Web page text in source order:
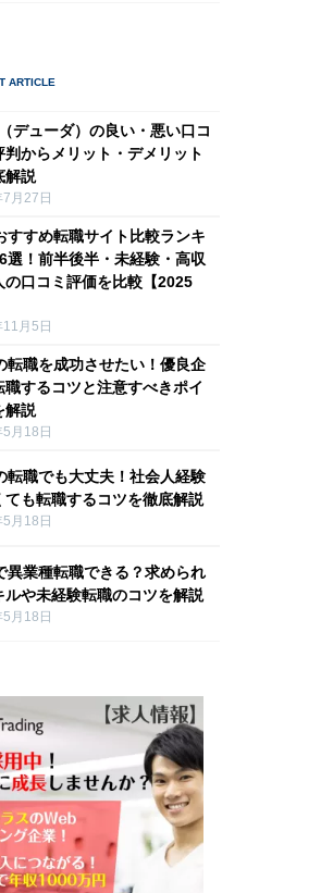
デューダ）の良い・悪い口コ
判からメリット・デメリット
解説
月27日
すすめ転職サイト比較ランキ
選！前半後半・未経験・高収
の口コミ評価を比較【2025
月5日
転職を成功させたい！優良企
職するコツと注意すべきポイ
解説
月18日
転職でも大丈夫！社会人経験
ても転職するコツを徹底解説
月18日
異業種転職できる？求められ
ルや未経験転職のコツを解説
月18日